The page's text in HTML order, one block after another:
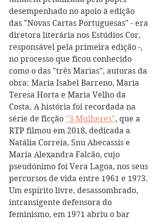
desempenhado no apoio à edição
das "Novas Cartas Portuguesas" - era
diretora literária nos Estúdios Cor,
responsável pela primeira edição -,
no processo que ficou conhecido
como o das "três Marias", autoras da
obra: Maria Isabel Barreno, Maria
Teresa Horta e Maria Velho da
Costa. A história foi recordada na
série de ficção "3 Mulheres", que a
RTP filmou em 2018, dedicada a
Natália Correia, Snu Abecassis e
Maria Alexandra Falcão, cujo
pseudónimo foi Vera Lagoa, nos seus
percursos de vida entre 1961 e 1973.
Um espírito livre, desassombrado,
intransigente defensora do
feminismo, em 1971 abriu o bar